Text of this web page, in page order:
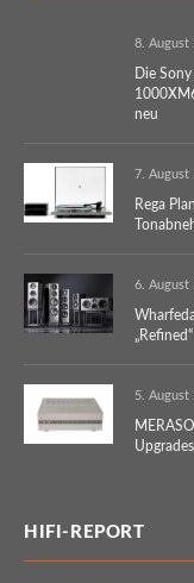
8. August
Die
neu
7. August
Rega
6. August
„Refined“
5. August
HIFI-REPORT